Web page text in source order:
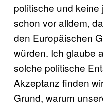
politische und keine
schon vor alldem,
den Europäischen
würden. Ich glaube
solche politische
Akzeptanz finden
Grund, warum